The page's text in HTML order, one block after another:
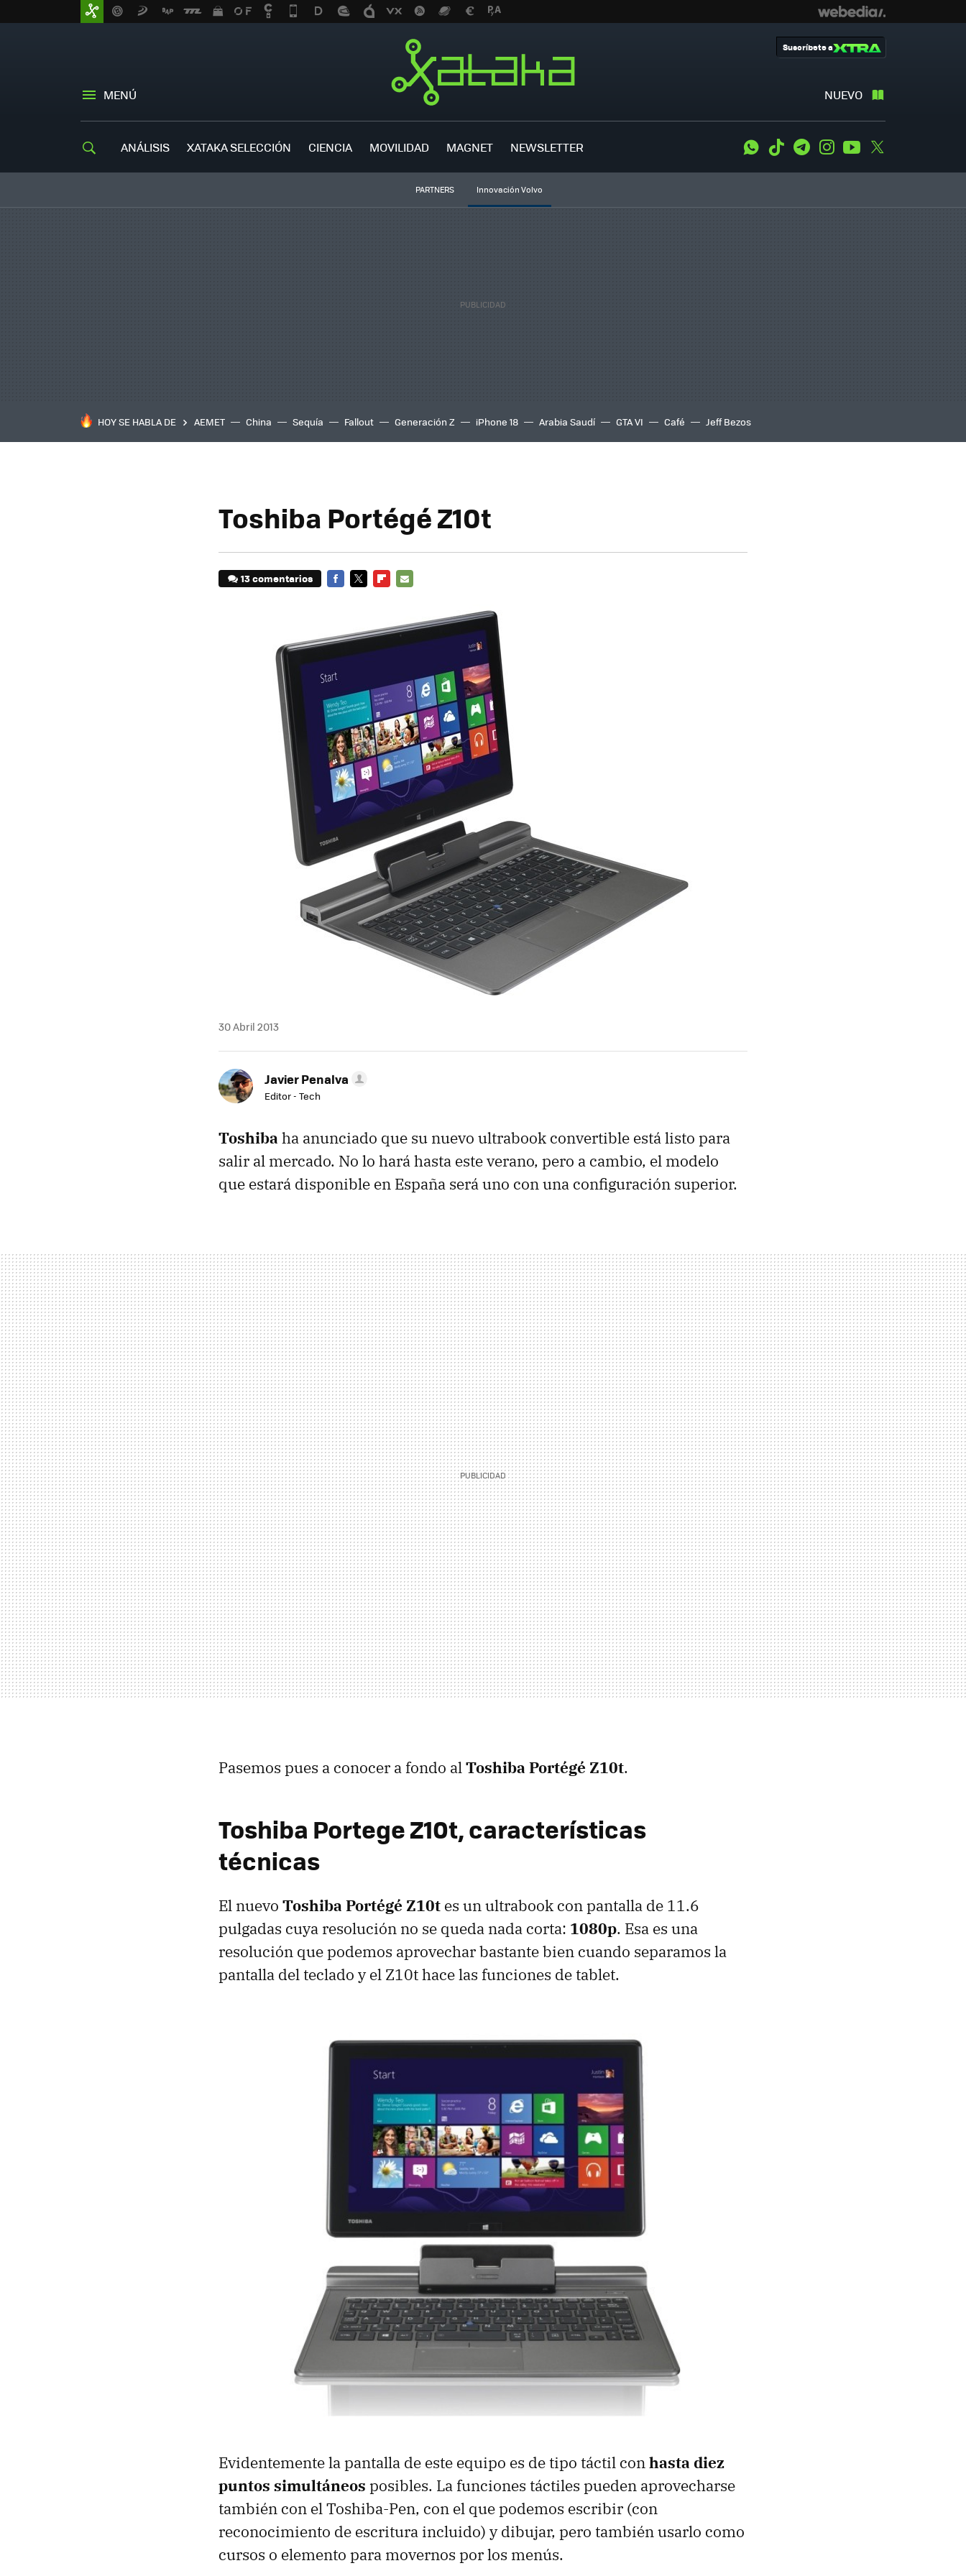
MENÚ NUEVO
Suscríbete a
ANÁLISIS XATAKA SELECCIÓN CIENCIA MOVILIDAD MAGNET NEWSLETTER WhatsApp
Tiktok TelegramInstagramYoutube
PARTNERS Innovación Volvo
HOY SE HABLA DE AEMET China Sequía Fallout Generación Z iPhone 18 Arabia Saudí GTA VI Café Jeff Bezos
Toshiba Portégé Z10t
13 comentarios
30 Abril 2013
Javier Penalva
Editor - Tech
Toshiba ha anunciado que su nuevo ultrabook convertible está listo para
salir al mercado. No lo hará hasta este verano, pero a cambio, el modelo
que estará disponible en España será uno con una configuración superior.
Pasemos pues a conocer a fondo alToshiba Portégé Z10t.
Toshiba Portege Z10t, características
técnicas
El nuevo Toshiba Portégé Z10t es un ultrabook con pantalla de 11.6
pulgadas cuya resolución no se queda nada corta: 1080p. Esa es una
resolución que podemos aprovechar bastante bien cuando separamos la
pantalla del teclado y el Z10t hace las funciones de tablet.
Evidentemente la pantalla de este equipo es de tipo táctil conhasta diez
puntos simultáneos posibles. La funciones táctiles pueden aprovecharse
también con el Toshiba-Pen, con el que podemos escribir (con
reconocimiento de escritura incluido) y dibujar, pero también usarlo como
cursos o elemento para movernos por los menús.